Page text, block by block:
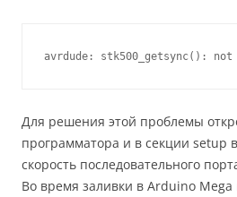
avrdude: stk500_getsync():
Для решения этой проблемы
программатора и в секции setup
скорость последовательного
Во время заливки в Arduino Mega